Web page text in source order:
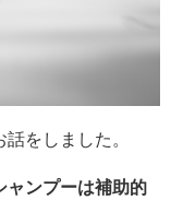
をしました。
ャンプーは補助的